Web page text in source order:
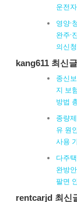
운전
영양·
완주·
의신
kang611 최신글
종신
지 보
방법
종량
유 원
사용
다주
완방
팔면
rentcarjd 최신